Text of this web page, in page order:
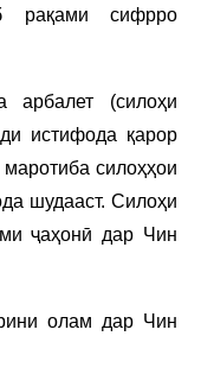
рақами сифрро
(силоҳи
истифода қарор
силоҳҳои
шудааст. Силоҳи
ҷаҳонӣ дар Чин
олам дар Чин